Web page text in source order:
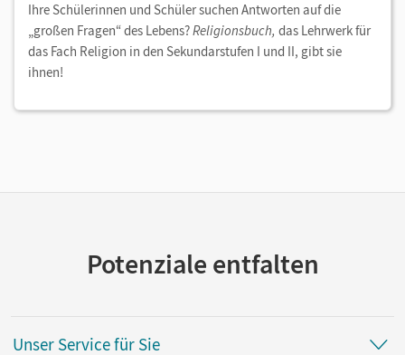
Ihre Schülerinnen und Schüler suchen Antworten auf die
„großen Fragen“ des Lebens?Religionsbuch, das Lehrwerk für
das Fach Religion in den Sekundarstufen I und II, gibt sie
ihnen!
Potenziale entfalten
Unser Service für Sie